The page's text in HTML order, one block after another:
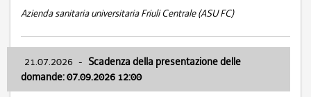
Azienda sanitaria universitaria Friuli Centrale (ASU FC)
21.07.2026 - Scadenza della presentazione delle
domande: 07.09.2026 12:00